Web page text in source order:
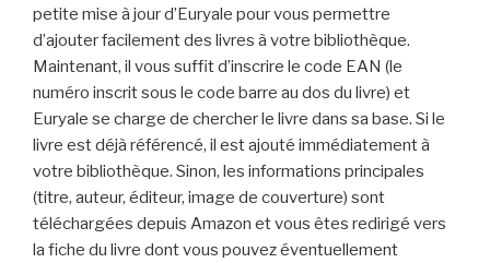
petite mise à jour d’Euryale pour vous permettre
d’ajouter facilement des livres à votre bibliothèque.
Maintenant, il vous suffit d’inscrire le code EAN (le
numéro inscrit sous le code barre au dos du livre) et
Euryale se charge de chercher le livre dans sa base. Si le
livre est déjà référencé, il est ajouté immédiatement à
votre bibliothèque. Sinon, les informations principales
(titre, auteur, éditeur, image de couverture) sont
téléchargées depuis Amazon et vous êtes redirigé vers
la fiche du livre dont vous pouvez éventuellement